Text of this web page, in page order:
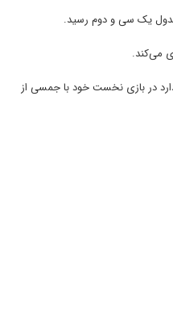
یک سی و دوم رسید.
می‌کند.
پاکدامن که در سید ۱۶ قرار دارد در بازی نخست خود با جمسی از